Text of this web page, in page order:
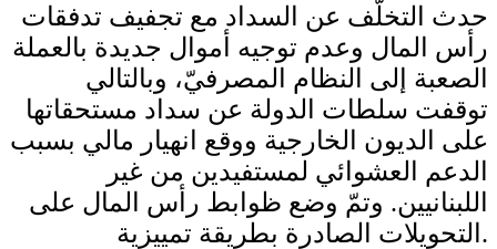
حدث التخلّف عن السداد مع تجفيف تدفقات
رأس المال وعدم توجيه أموال جديدة بالعملة
الصعبة إلى النظام المصرفيّ، وبالتالي
توقفت سلطات الدولة عن سداد مستحقاتها
على الديون الخارجية ووقع انهيار مالي بسبب
الدعم العشوائي لمستفيدين من غير
اللبنانيين. وتمّ وضع ظوابط رأس المال على
التحويلات الصادرة بطريقة تمييزية.